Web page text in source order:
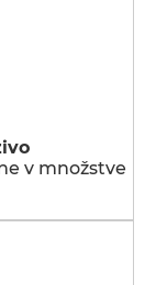
v množstve